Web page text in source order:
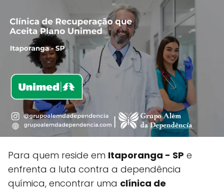
Para quem reside em Itaporanga - SP e
enfrenta a luta contra a dependência
química, encontrar uma clínica de